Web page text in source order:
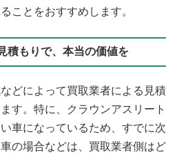
ことをおすすめします。
積もりで、本当の価値を
どによって買取業者による見積
す。特に、クラウンアスリート
車になっているため、すでに次
の場合などは、買取業者側はど